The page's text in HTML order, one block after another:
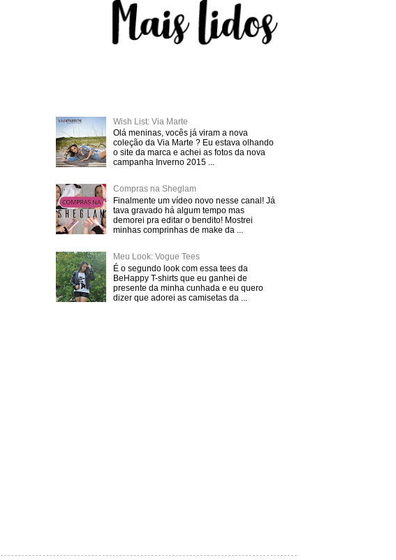
Wish List: Via Marte
Olá meninas, vocês já viram a nova
coleção da Via Marte ? Eu estava olhando
o site da marca e achei as fotos da nova
campanha Inverno 2015 ...
Compras na Sheglam
Finalmente um vídeo novo nesse canal! Já
tava gravado há algum tempo mas
demorei pra editar o bendito! Mostrei
minhas comprinhas de make da ...
Meu Look: Vogue Tees
É o segundo look com essa tees da
BeHappy T-shirts que eu ganhei de
presente da minha cunhada e eu quero
dizer que adorei as camisetas da ...